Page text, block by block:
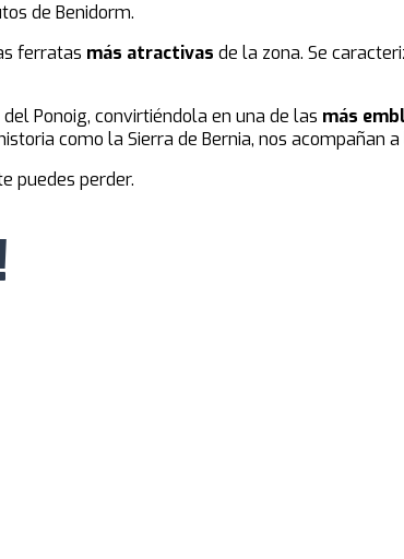
de Benidorm.
ferratas más atractivas de la zona. Se
Ponoig, convirtiéndola en una de las más
como la Sierra de Bernia, nos acompañan
puedes perder.